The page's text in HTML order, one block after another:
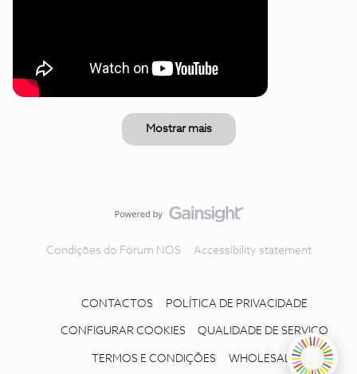
Mostrar mais
Condições do Fórum NOS Accessibility statement
CONTACTOS POLÍTICA DE PRIVACIDADE
CONFIGURAR COOKIES QUALIDADE DE SERVIÇO
TERMOS E CONDIÇÕES WHOLESALE